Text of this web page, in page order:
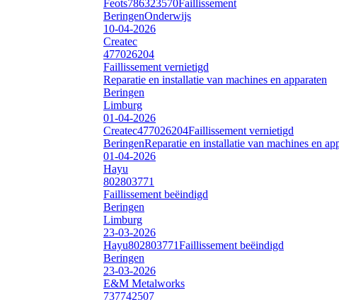
Feots786323570Faillissement
BeringenOnderwijs
10-04-2026
Createc
477026204
Faillissement vernietigd
Reparatie en installatie van machines en apparaten
Beringen
Limburg
01-04-2026
Createc477026204Faillissement vernietigd
BeringenReparatie en installatie van machines en
01-04-2026
Hayu
802803771
Faillissement beëindigd
Beringen
Limburg
23-03-2026
Hayu802803771Faillissement beëindigd
Beringen
23-03-2026
E&M Metalworks
737742507